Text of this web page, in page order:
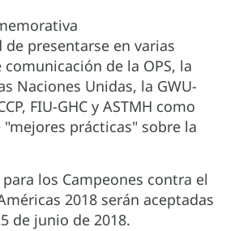
presentarse en varias
de la OPS, la
Naciones Unidas, la GWU-
FIU-GHC y ASTMH como
prácticas" sobre la
los Campeones contra el
2018 serán aceptadas
de junio de 2018.